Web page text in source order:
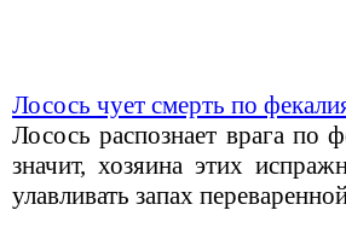
Лосось чует смерть по
Лосось распознает врага по
значит, хозяина этих
улавливать запах